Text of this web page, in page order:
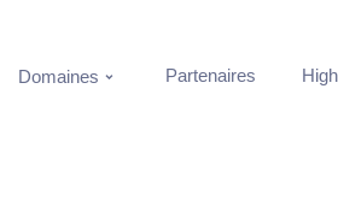
Domaines Partenaires